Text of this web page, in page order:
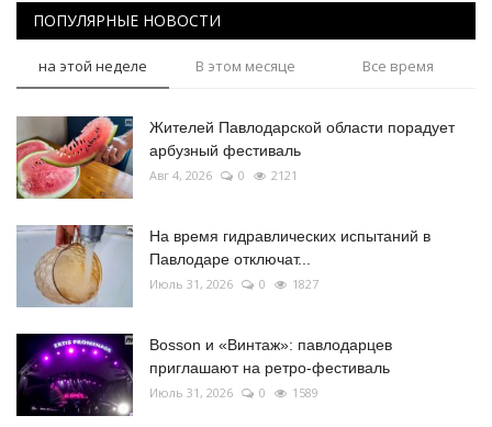
ПОПУЛЯРНЫЕ НОВОСТИ
на этой неделе В этом месяце Все время
Жителей Павлодарской области порадует
арбузный фестиваль
Авг 4, 2026 0 2121
На время гидравлических испытаний в
Павлодаре отключат...
Июль 31, 2026 0 1827
Bosson и «Винтаж»: павлодарцев
приглашают на ретро-фестиваль
Июль 31, 2026 0 1589